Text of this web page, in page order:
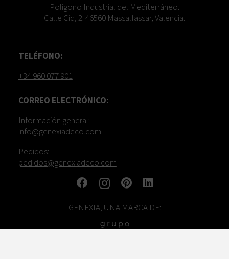
Polígono Industrial del Mediterráneo.
Calle Cid, 2. 46560 Massalfassar, Valencia.
TELÉFONO:
+34 960 077 901
CORREO ELECTRÓNICO:
Información general:
info@genexiadeco.com
Pedidos:
pedidos@genexiadeco.com
GENEXIA, UNA MARCA DE: